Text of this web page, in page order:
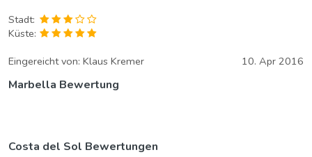
Stadt:
Küste:
Eingereicht von: Klaus Kremer 10. Apr 2016
Marbella Bewertung
Costa del Sol Bewertungen